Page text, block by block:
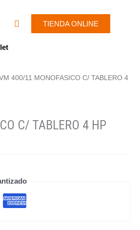
Cart TIENDA ONLINE
400/11 MONOFASICO C/ TABLERO 4
C/ TABLERO 4 HP